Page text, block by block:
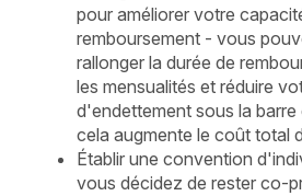
pour améliorer votre
remboursement - vous
rallonger la durée de
les mensualités et réduire
d'endettement sous la
cela augmente le coût total
Établir une convention
vous décidez de rester co-